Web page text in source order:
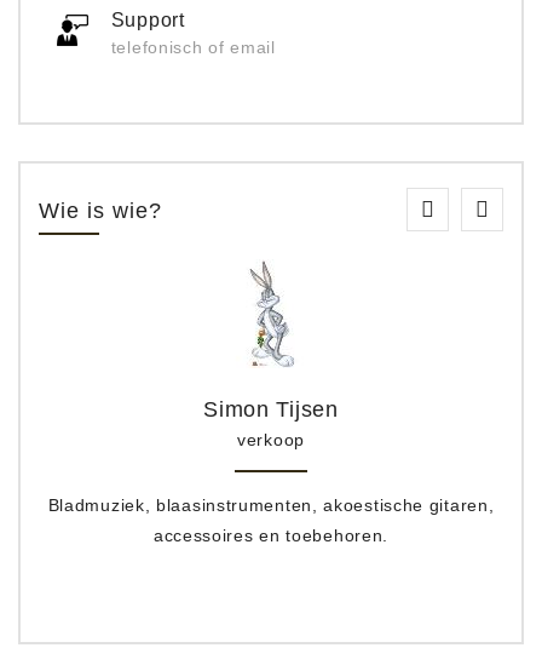
Support
telefonisch of email
Wie is wie?
Simon Tijsen
verkoop
Bladmuziek, blaasinstrumenten, akoestische gitaren,
accessoires en toebehoren.